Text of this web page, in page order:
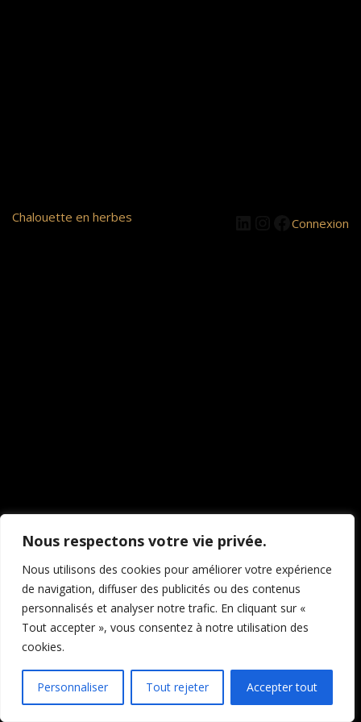
Nous respectons votre vie privée.
Nous utilisons des cookies pour améliorer votre expérience
de navigation, diffuser des publicités ou des contenus
personnalisés et analyser notre trafic. En cliquant sur «
Tout accepter », vous consentez à notre utilisation des
cookies.
Personnaliser Tout rejeter Accepter tout
Chalouette en herbes LinkedIn
Instagram
Facebook
Connexion